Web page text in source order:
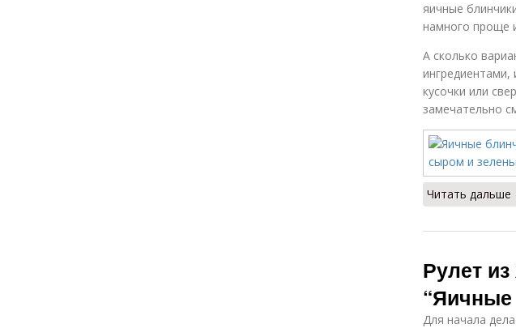
яичные
намного проще
А сколько
ингредиентами,
кусочки или
замечательно
Читать
Рулет
“Яичные
Для начала